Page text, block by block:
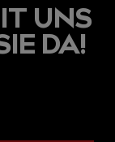
UNS
DA!